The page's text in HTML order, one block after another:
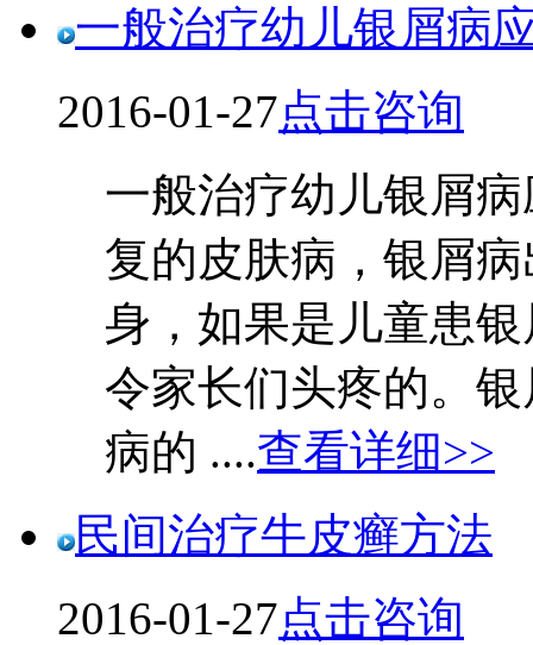
一般治疗幼儿银屑病
2016-01-27点击咨询
一般治疗幼儿银屑
复的皮肤病，银屑
身，如果是儿童患
令家长们头疼的。
病的 ....查看详细>>
民间治疗牛皮癣方法
2016-01-27点击咨询